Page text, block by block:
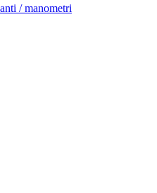
/ manometri